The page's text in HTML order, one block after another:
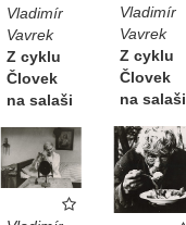
Vladimír
Vavrek
Z cyklu
Človek
na salaši
Vladimír
Vavrek
Z cyklu
Človek
na salaši